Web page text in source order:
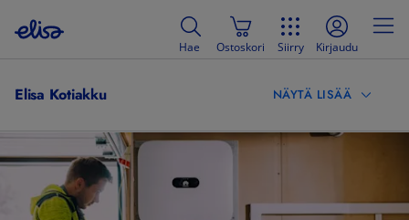
Hae Ostoskori Siirry Kirjaudu
Elisa Kotiakku NÄYTÄ LISÄÄ